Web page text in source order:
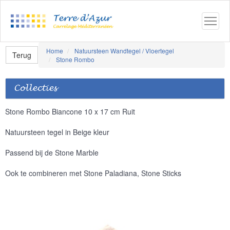
Terug Home
Natuursteen Wandtegel / Vloertegel
Stone Rombo
Collecties
Stone Rombo Biancone 10 x 17 cm Ruit
Natuursteen tegel in Beige kleur
Passend bij de Stone Marble
Ook te combineren met Stone Paladiana, Stone Sticks